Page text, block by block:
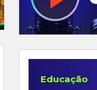
Educação